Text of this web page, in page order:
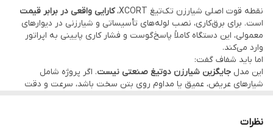
پروژه‌های روزمره و استفاده مداوم مناسب می‌کند.
این دستگاه قابلیتکار به‌صورت خشک یا تر (واترکات) را دارد و با اتصال
به پمپ آب مجزا، گرد و غبار به شکل محسوسی کاهش می‌یابد؛ مزیتی
مهم برای کار در فضای بسته و ساختمان‌های در حال بهره‌برداری.
نقطه قوت اصلی شیارزن تک‌تیغ XCORT،
کارایی واقعی در برابر قیمت
است. برای برق‌کاری، نصب لوله‌های تأسیساتی و شیارزنی در دیوارهای
معمولی، این دستگاه کاملاً پاسخ‌گوست و فشار کاری پایینی به اپراتور
وارد می‌کند.
اما باید شفاف گفت:
این مدل جایگزین شیارزن دوتیغ صنعتی نیست. اگر پروژه شامل
شیارهای عریض، عمیق یا مداوم روی بتن سخت باشد، سرعت و دقت
اگر مصرف‌کننده هدفمند هستی و دنبال ابزار تخصصی برق‌کاری با قیمت
نظرات